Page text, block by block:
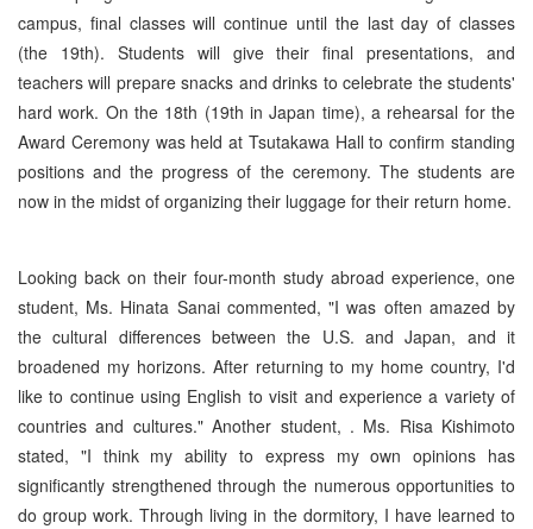
campus, final classes will continue until the last day of classes
(the 19th). Students will give their final presentations, and
teachers will prepare snacks and drinks to celebrate the students'
hard work. On the 18th (19th in Japan time), a rehearsal for the
Award Ceremony was held at Tsutakawa Hall to confirm standing
positions and the progress of the ceremony. The students are
now in the midst of organizing their luggage for their return home.
Looking back on their four-month study abroad experience, one
student, Ms. Hinata Sanai commented, "I was often amazed by
the cultural differences between the U.S. and Japan, and it
broadened my horizons. After returning to my home country, I'd
like to continue using English to visit and experience a variety of
countries and cultures." Another student, . Ms. Risa Kishimoto
stated, "I think my ability to express my own opinions has
significantly strengthened through the numerous opportunities to
do group work. Through living in the dormitory, I have learned to